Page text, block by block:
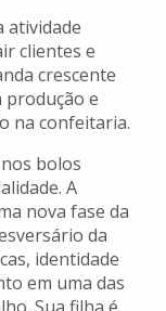
atividade
clientes e
crescente
produção e
na confeitaria.
bolos
A
nova fase da
da
identidade
em uma das